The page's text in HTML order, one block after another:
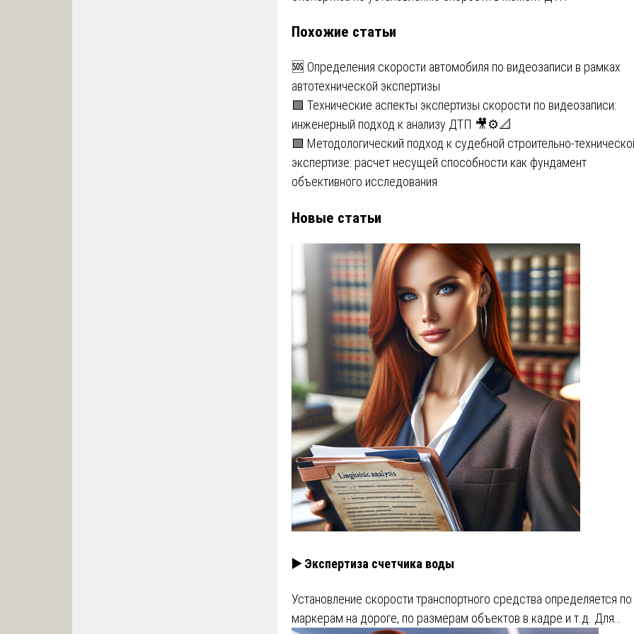
записям
Похожие статьи
🆘 Определения скорости автомобиля по видеозаписи в рамках
автотехнической экспертизы
🟩 Технические аспекты экспертизы скорости по видеозаписи:
инженерный подход к анализу ДТП 🎥⚙️📐
🟩 Методологический подход к судебной строительно-
экспертизе: расчет несущей способности как фундамент
объективного исследования
Новые статьи
▶️ Экспертиза счетчика воды
Установление скорости транспортного средства определяется по
маркерам на дороге, по размерам объектов в кадре и т.д. Для…